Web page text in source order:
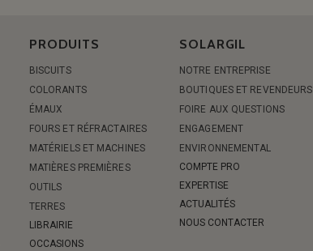
PRODUITS
BISCUITS
COLORANTS
ÉMAUX
FOURS ET RÉFRACTAIRES
MATÉRIELS ET MACHINES
MATIÈRES PREMIÈRES
OUTILS
TERRES
LIBRAIRIE
OCCASIONS
SOLARGIL
NOTRE ENTREPRISE
BOUTIQUES ET REVENDEURS
FOIRE AUX QUESTIONS
ENGAGEMENT
ENVIRONNEMENTAL
COMPTE PRO
EXPERTISE
ACTUALITÉS
NOUS CONTACTER